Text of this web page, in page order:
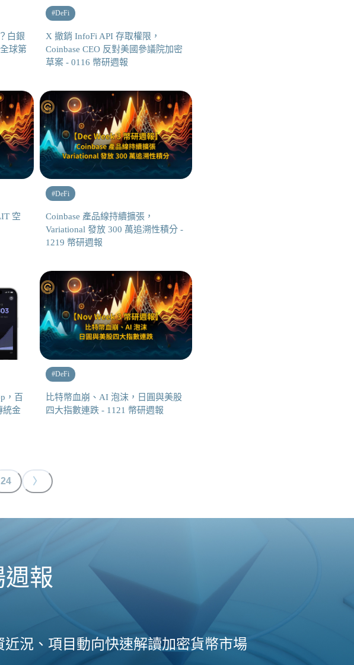
白銀
球第
#DeFi
X 撤銷 InfoFi API 存取權限，
Coinbase CEO 反對美國參議院加密
草案 - 0116 幣研週報
空
#DeFi
Coinbase 產品線持續擴張，
Variational 發放 300 萬追溯性積分 -
1219 幣研週報
，百
統金
#DeFi
比特幣血崩、AI 泡沫，日圓與美股
四大指數連跌 - 1121 幣研週報
24 〉
報
況、項目動向快速解讀加密貨幣市場